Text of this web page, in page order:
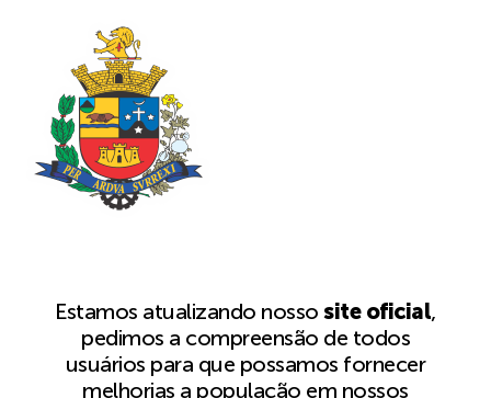
Estamos atualizando nossosite oficial,
pedimos a compreensão de todos
usuários para que possamos fornecer
melhorias a população em nossos